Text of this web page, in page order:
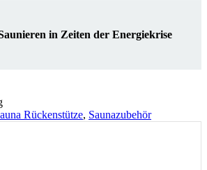
in Zeiten der Energiekrise
Rückenstütze, Saunazubehör